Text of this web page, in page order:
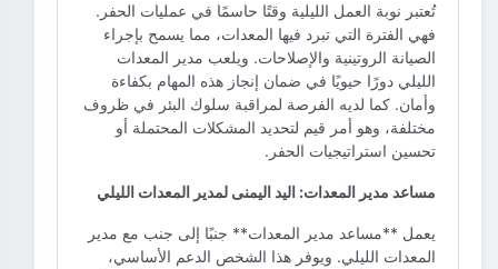
تُعتبر نوبة العمل الليلية وقتًا حاسمًا في عمليات الحفر.
فهي الفترة التي تبرد فيها المعدات، مما يسمح بإجراء
الصيانة الروتينية والإصلاحات. ويلعب مدير المعدات
الليلي دورًا حيويًا في ضمان إنجاز هذه المهام بكفاءة
وأمان. كما لديه الفرصة لمراقبة سلوك البئر في ظروف
مختلفة، وهو أمر قيم لتحديد المشكلات المحتملة أو
تحسين استراتيجيات الحفر.
مساعد مدير المعدات: اليد اليمنى لمدير المعدات الليلي
يعمل **مساعد مدير المعدات** جنبًا إلى جنب مع مدير
المعدات الليلي. ويوفر هذا الشخص الدعم الأساسي،